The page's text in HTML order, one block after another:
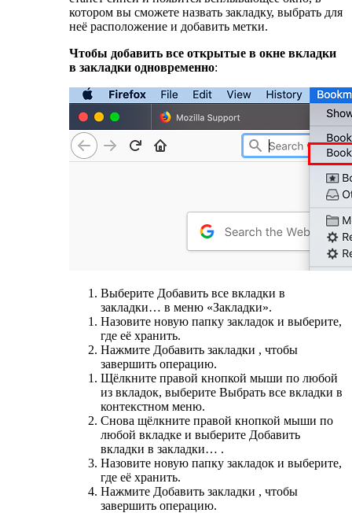
котором вы сможете назвать закладку, выбрать для
неё расположение и добавить метки.
Чтобы добавить все открытые в окне вкладки
в закладки одновременно:
Выберите Добавить все вкладки в
закладки… в меню «Закладки».
Назовите новую папку закладок и выберите,
где её хранить.
Нажмите Добавить закладки , чтобы
завершить операцию.
Щёлкните правой кнопкой мыши по любой
из вкладок, выберите Выбрать все вкладки в
контекстном меню.
Снова щёлкните правой кнопкой мыши по
любой вкладке и выберите Добавить
вкладки в закладки… .
Назовите новую папку закладок и выберите,
где её хранить.
Нажмите Добавить закладки , чтобы
завершить операцию.